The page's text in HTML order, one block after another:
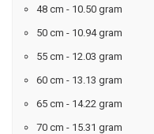
48 cm - 10.50 gram
50 cm - 10.94 gram
55 cm - 12.03 gram
60 cm - 13.13 gram
65 cm - 14.22 gram
70 cm - 15.31 gram